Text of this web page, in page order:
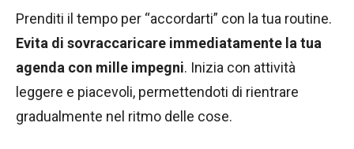
Prenditi il tempo per “accordarti” con la tua routine.
Evita di sovraccaricare immediatamente la tua
agenda con mille impegni. Inizia con attività
leggere e piacevoli, permettendoti di rientrare
gradualmente nel ritmo delle cose.